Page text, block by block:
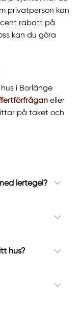
privatperson kan
rabatt på
kan du göra
i Borlänge
eller
på taket och
lertegel?
hus?